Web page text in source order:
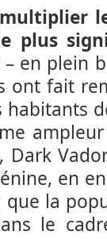
plus
– en plein
ont fait
Dark
en
la
le